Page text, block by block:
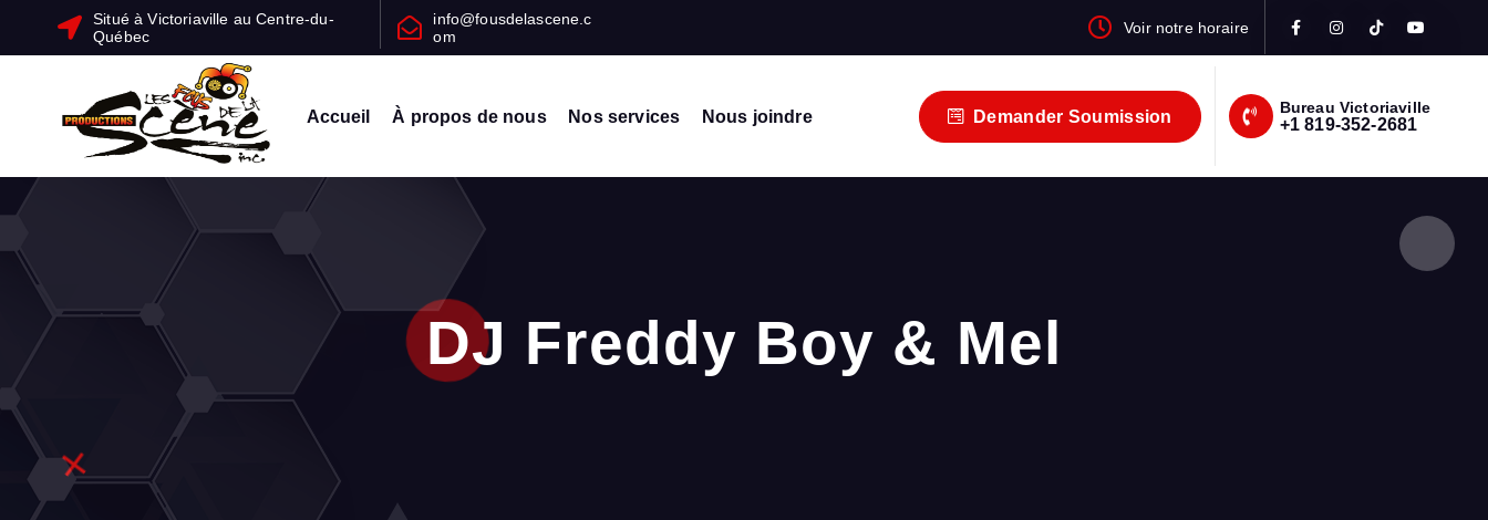
Situé à Victoriaville au Centre-du-
Québec
info@fousdelascene.c
om
Voir notre horaire
Un service professionnel et personnalisé pour l’organisation de vos événements
Accueil À propos de nous Nos services Nous joindre Demander Soumission Bureau Victoriaville
+1 819-352-2681
DJ Freddy Boy & Mel